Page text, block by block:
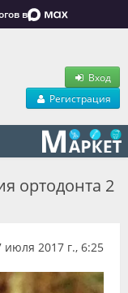
в
Вход
Регистрация
ортодонта 2
июля 2017 г., 6:25